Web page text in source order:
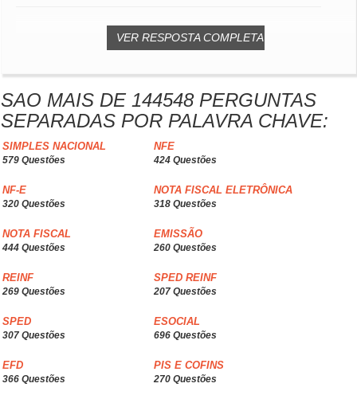
VER RESPOSTA COMPLETA
SAO MAIS DE 144548 PERGUNTAS
SEPARADAS POR PALAVRA CHAVE:
SIMPLES NACIONAL
579 Questões
NFE
424 Questões
NF-E
320 Questões
NOTA FISCAL ELETRÔNICA
318 Questões
NOTA FISCAL
444 Questões
EMISSÃO
260 Questões
REINF
269 Questões
SPED REINF
207 Questões
SPED
307 Questões
ESOCIAL
696 Questões
EFD
366 Questões
PIS E COFINS
270 Questões